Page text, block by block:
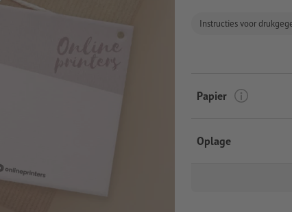
Instructies voor
Papier
Oplage